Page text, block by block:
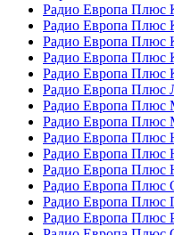
Радио Европа Плюс
Радио Европа Плюс
Радио Европа Плюс
Радио Европа Плюс
Радио Европа Плюс
Радио Европа Плюс
Радио Европа Плюс
Радио Европа Плюс
Радио Европа Плюс
Радио Европа Плюс
Радио Европа Плюс
Радио Европа Плюс
Радио Европа Плюс
Радио Европа Плюс